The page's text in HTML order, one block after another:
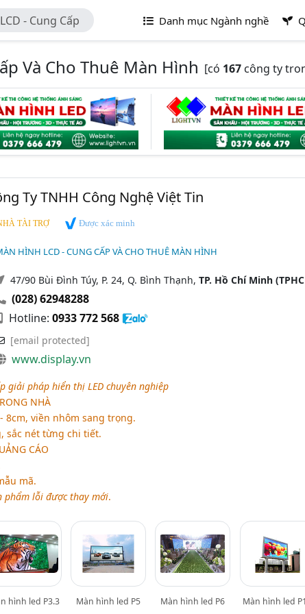
- Cung Cấp
Danh mục Ngành nghề
Và Cho Thuê Màn Hình [có 167 công ty
Ty TNHH Công Nghệ Việt Tin
TÀI TRỢ Được xác minh
HÌNH LCD - CUNG CẤP VÀ CHO THUÊ MÀN HÌNH
47/90 Bùi Đình Túy, P. 24, Q. Bình Thạnh, TP. Hồ Chí Minh
(028) 62948288
Hotline: 0933 772 568
[email protected]
www.display.vn
giải pháp hiển thị LED chuyên nghiệp
NHÀ
8cm, viền nhôm sang trọng.
sắc nét từng chi tiết.
CÁO
mã.
phẩm lỗi được thay mới.
hình led P3.3
Màn hình led P5
Màn hình led P6
Màn hình led